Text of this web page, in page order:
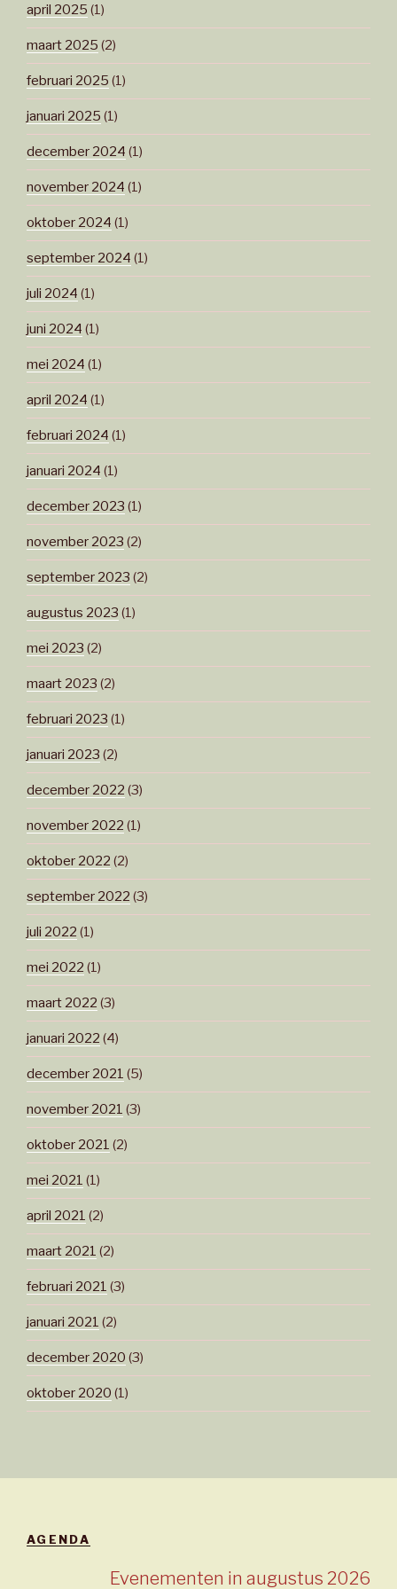
april 2025 (1)
maart 2025 (2)
februari 2025 (1)
januari 2025 (1)
december 2024 (1)
november 2024 (1)
oktober 2024 (1)
september 2024 (1)
juli 2024 (1)
juni 2024 (1)
mei 2024 (1)
april 2024 (1)
februari 2024 (1)
januari 2024 (1)
december 2023 (1)
november 2023 (2)
september 2023 (2)
augustus 2023 (1)
mei 2023 (2)
maart 2023 (2)
februari 2023 (1)
januari 2023 (2)
december 2022 (3)
november 2022 (1)
oktober 2022 (2)
september 2022 (3)
juli 2022 (1)
mei 2022 (1)
maart 2022 (3)
januari 2022 (4)
december 2021 (5)
november 2021 (3)
oktober 2021 (2)
mei 2021 (1)
april 2021 (2)
maart 2021 (2)
februari 2021 (3)
januari 2021 (2)
december 2020 (3)
oktober 2020 (1)
AGENDA
Evenementen in augustus 2026